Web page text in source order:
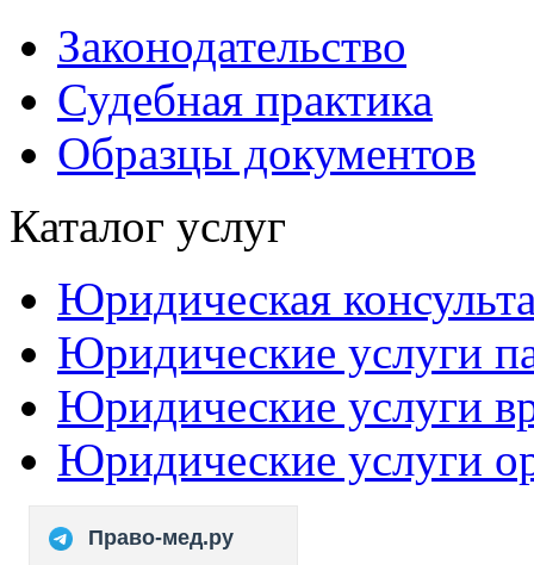
Законодательство
Судебная практика
Образцы документов
Каталог услуг
Юридическая
Юридические услуги
Юридические услуги
Юридические услуги
Право-мед.ру